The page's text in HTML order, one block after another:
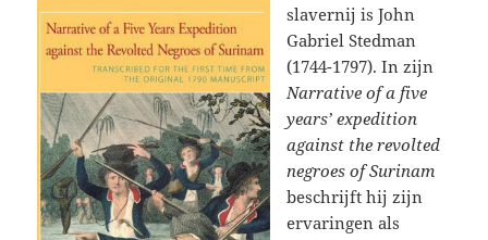
slavernij is John
Gabriel Stedman
(1744-1797). In zijn
Narrative of a five
years’ expedition
against the revolted
negroes of Surinam
beschrijft hij zijn
ervaringen als